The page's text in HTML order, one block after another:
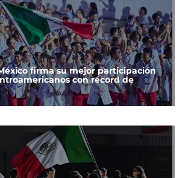
firma su mejor participación
con récord de